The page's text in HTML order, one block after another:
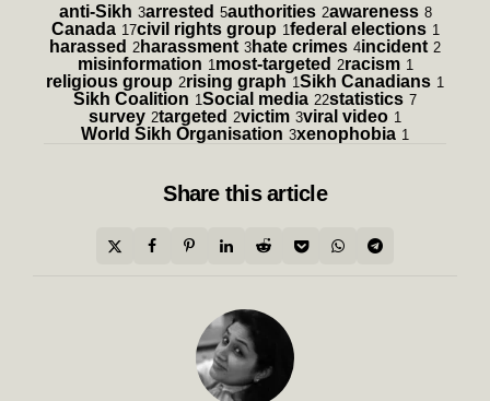
anti-Sikh 3arrested 5authorities 2awareness 8
Canada 17civil rights group 1 federal elections 1
harassed 2 harassment 3 hate crimes 4incident 2
misinformation 1 most-targeted 2racism 1
religious group 2rising graph 1 Sikh Canadians 1
Sikh Coalition 1 Social media 22statistics 7
survey 2targeted 2victim 3viral video 1
World Sikh Organisation 3xenophobia 1
Share this article